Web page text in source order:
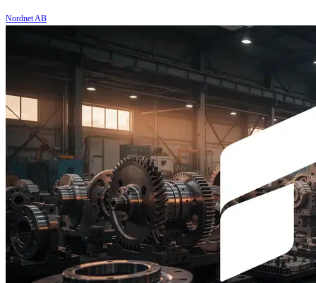
Nordnet AB